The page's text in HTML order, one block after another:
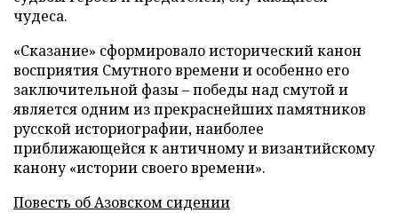
чудеса.
«Сказание» сформировало исторический канон
восприятия Смутного времени и особенно его
заключительной фазы – победы над смутой и
является одним из прекраснейших памятников
русской историографии, наиболее
приближающейся к античному и византийскому
канону «истории своего времени».
Повесть об Азовском сидении